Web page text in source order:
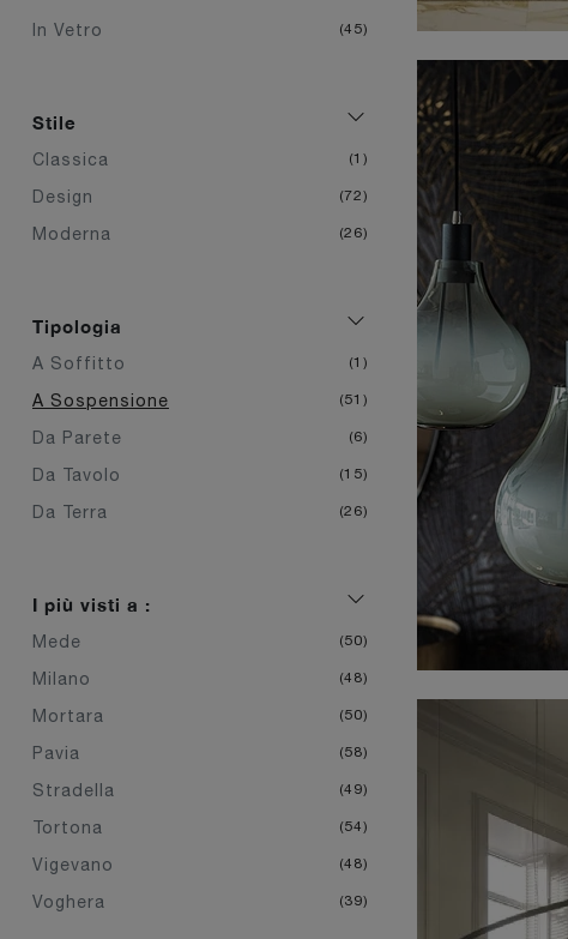
In Vetro 45
Stile
Classica 1
Design 72
Moderna 26
Tipologia
A Soffitto 1
A Sospensione 51
Da Parete 6
Da Tavolo 15
Da Terra 26
I più visti a :
Mede 50
Milano 48
Mortara 50
Pavia 58
Stradella 49
Tortona 54
Vigevano 48
Voghera 39